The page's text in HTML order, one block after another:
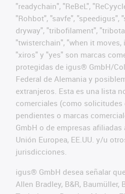
"readychain", "ReBeL",
"Rohbot", "savfe", "speedigus",
dryway", "tribofilament",
"twisterchain", "when it
"xiros" y "yes" son marcas
protegidas de igus® GmbH/
Federal de Alemania y
extranjeros. Esta es una lista
comerciales (como solicitudes
pendientes o marcas
GmbH o de empresas
Unión Europea, EE.UU. y/u
jurisdicciones.
igus® GmbH desea señalar
Allen Bradley, B&R, Baumüller,